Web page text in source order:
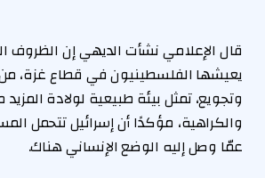
قال الإعلامي نشأت الديهي إن الظروف
يعيشها الفلسطينيون في قطاع غزة،
وتجويع، تمثل بيئة طبيعية لولادة
والكراهية، مؤكدًا أن إسرائيل تتحمل
عمّا وصل إليه الوضع الإنساني هناك.